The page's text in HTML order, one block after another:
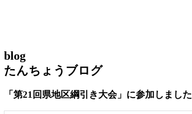
blog
たんちょうブログ
「第21回県地区綱引き大会」に参加しました